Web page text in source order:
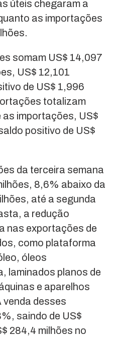
úteis chegaram a
as importações
somam US$ 14,097
US$ 12,101
de US$ 1,996
totalizam
as importações, US$
positivo de US$
da terceira semana
8,6% abaixo da
até a segunda
a redução
nas exportações de
como plataforma
óleos
laminados planos de
e aparelhos
venda desses
saindo de US$
284,4 milhões no